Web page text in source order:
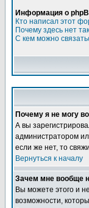
Информация о
Кто написал этот
Почему здесь нет
С кем можно
Почему я не могу
А вы
администратором
если же нет, то
Вернуться к началу
Зачем мне вообще
Вы можете этого и
возможности,